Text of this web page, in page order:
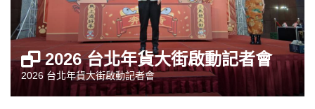
2026 台北年貨大街啟動記者會
2026 台北年貨大街啟動記者會